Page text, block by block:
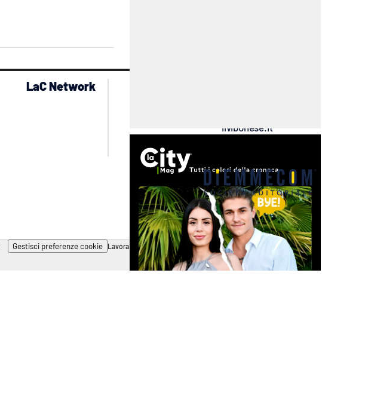
LaC Network
ilvibonese.it
Gestisci preferenze cookie Lavora con noi